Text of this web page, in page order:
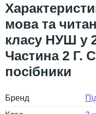
мова та
класу НУШ у
Частина 2 Г.
посібники
Бренд